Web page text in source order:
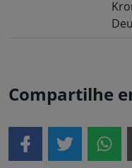
Compartilhe